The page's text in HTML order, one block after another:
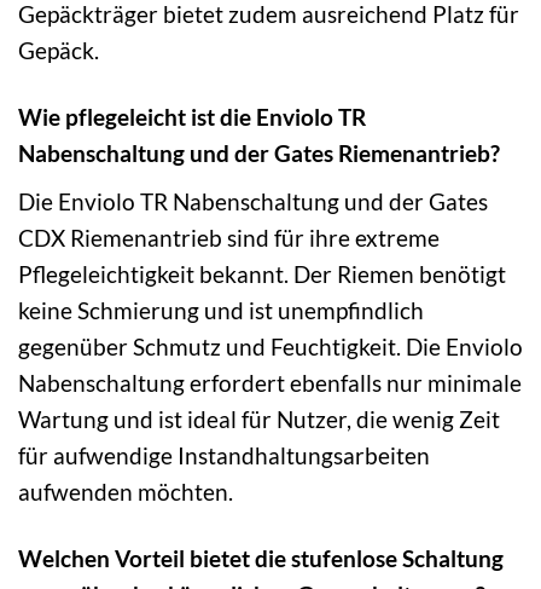
Gepäckträger bietet zudem ausreichend Platz für
Gepäck.
Wie pflegeleicht ist die Enviolo TR
Nabenschaltung und der Gates Riemenantrieb?
Die Enviolo TR Nabenschaltung und der Gates
CDX Riemenantrieb sind für ihre extreme
Pflegeleichtigkeit bekannt. Der Riemen benötigt
keine Schmierung und ist unempfindlich
gegenüber Schmutz und Feuchtigkeit. Die Enviolo
Nabenschaltung erfordert ebenfalls nur minimale
Wartung und ist ideal für Nutzer, die wenig Zeit
für aufwendige Instandhaltungsarbeiten
aufwenden möchten.
Welchen Vorteil bietet die stufenlose Schaltung